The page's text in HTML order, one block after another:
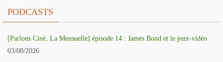
PODCASTS
[Parlons Ciné, La Mensuelle] épisode 14 : James Bond et le jeux-vidéo
03/08/2026